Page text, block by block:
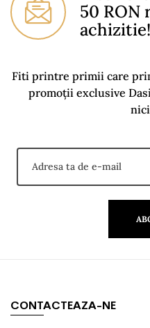
50 RON
achizitie!
Fiti printre primii care
promoții exclusive
CONTACTEAZA-NE